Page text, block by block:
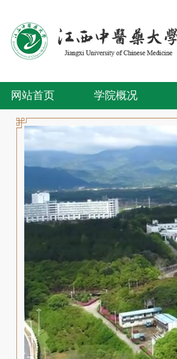
网站首页 学院概况